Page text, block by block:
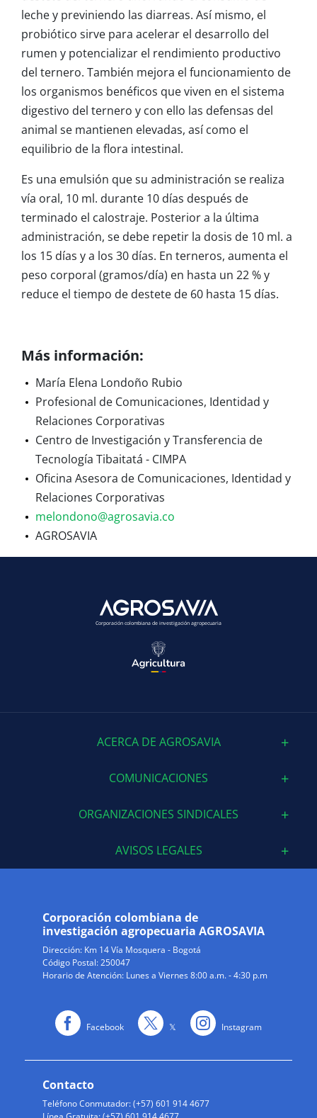
leche y previniendo las diarreas. Así mismo, el
probiótico sirve para acelerar el desarrollo del
rumen y potencializar el rendimiento productivo
del ternero. También mejora el funcionamiento de
los organismos benéficos que viven en el sistema
digestivo del ternero y con ello las defensas del
animal se mantienen elevadas, así como el
equilibrio de la flora intestinal.
Es una emulsión que su administración se realiza
vía oral, 10 ml. durante 10 días después de
terminado el calostraje. Posterior a la última
administración, se debe repetir la dosis de 10 ml. a
los 15 días y a los 30 días. En terneros, aumenta el
peso corporal (gramos/día) en hasta un 22 % y
reduce el tiempo de destete de 60 hasta 15 días.
Más información:
María Elena Londoño Rubio
Profesional de Comunicaciones, Identidad y
Relaciones Corporativas
Centro de Investigación y Transferencia de
Tecnología Tibaitatá - CIMPA
Oficina Asesora de Comunicaciones, Identidad y
Relaciones Corporativas
melondono@agrosavia.co
AGROSAVIA
Corporación colombiana de investigación agropecuaria
ACERCA DE AGROSAVIA
COMUNICACIONES
ORGANIZACIONES SINDICALES
AVISOS LEGALES
Corporación colombiana de
investigación agropecuaria AGROSAVIA
Dirección: Km 14 Vía Mosquera - Bogotá
Código Postal: 250047
Horario de Atención: Lunes a Viernes 8:00 a.m. - 4:30 p.m
Facebook 𝕏 Instagram
Contacto
Teléfono Conmutador: (+57) 601 914 4677